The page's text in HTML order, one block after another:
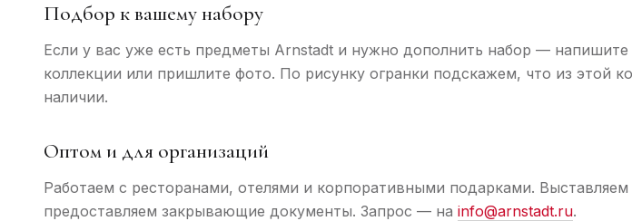
Подбор к вашему набору
Если у вас уже есть предметы Arnstadt и нужно дополнить набор — напишите
коллекции или пришлите фото. По рисунку огранки подскажем, что из этой
наличии.
Оптом и для организаций
Работаем с ресторанами, отелями и корпоративными подарками. Выставляем
предоставляем закрывающие документы. Запрос — на info@arnstadt.ru.